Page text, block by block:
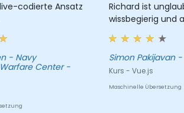
codierte Ansatz
- Navy
Center -
Richard ist
wissbegierig und
Simon Pakijavan -
Kurs - Vue.js
Maschinelle Übersetzung